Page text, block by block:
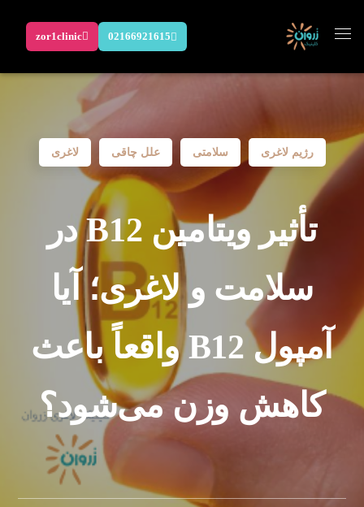
02166921615
zor1clinic
رژیم لاغری سلامتی علل چاقی لاغری
تأثیر ویتامین B12 در
سلامت و لاغری؛ آیا
آمپول B12 واقعاً باعث
کاهش وزن می‌شود؟